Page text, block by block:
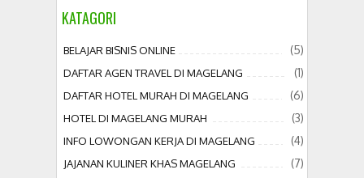
KATAGORI
BELAJAR BISNIS ONLINE (5)
DAFTAR AGEN TRAVEL DI MAGELANG (1)
DAFTAR HOTEL MURAH DI MAGELANG (6)
HOTEL DI MAGELANG MURAH (3)
INFO LOWONGAN KERJA DI MAGELANG (4)
JAJANAN KULINER KHAS MAGELANG (7)